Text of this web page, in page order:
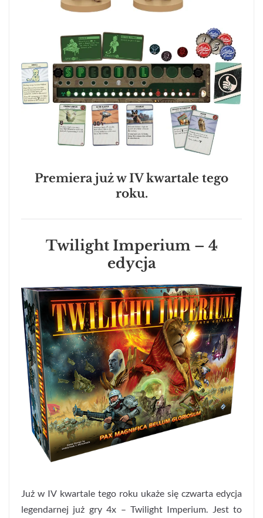
Premiera już w IV kwartale tego
roku.
Twilight Imperium – 4
edycja
Już w IV kwartale tego roku ukaże się czwarta edycja
legendarnej już gry 4x – Twilight Imperium. Jest to